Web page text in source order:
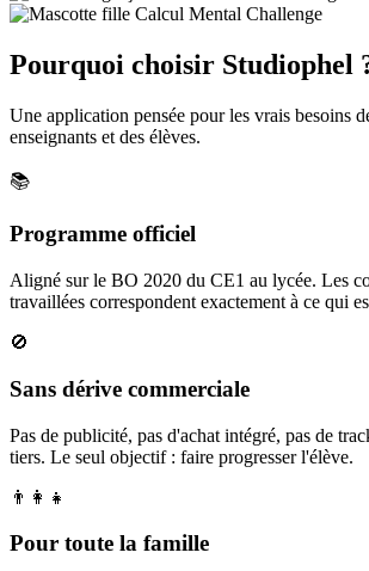
Pourquoi choisir Studiophel
Une application pensée pour les vrais besoins
enseignants et des élèves.
📚
Programme officiel
Aligné sur le BO 2020 du CE1 au lycée. Les
travaillées correspondent exactement à ce qui
🚫
Sans dérive commerciale
Pas de publicité, pas d'achat intégré, pas de
tiers. Le seul objectif : faire progresser l'élève.
👨‍👩‍👧
Pour toute la famille